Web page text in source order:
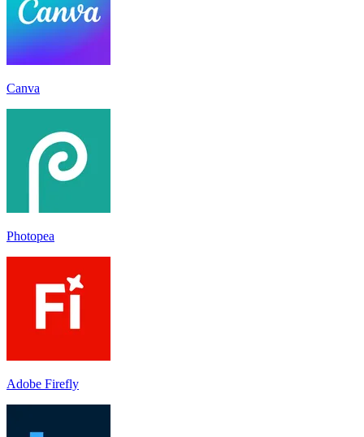
Canva
Photopea
Adobe Firefly